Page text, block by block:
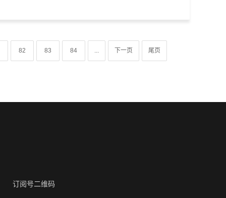
82 83 84 下一页 尾页
订阅号二维码